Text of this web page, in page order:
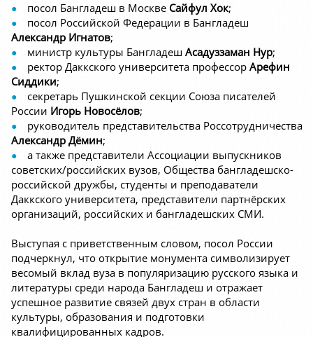
посол Бангладеш в Москве Сайфул Хок;
посол Российской Федерации в Бангладеш
Александр Игнатов;
министр культуры Бангладеш Асадуззаман Нур;
ректор Даккского университета профессор Арефин
Сиддики;
секретарь Пушкинской секции Союза писателей
России Игорь Новосёлов;
руководитель представительства Россотрудничества
Александр Дёмин;
а также представители Ассоциации выпускников
советских/российских вузов, Общества бангладешско-
российской дружбы, студенты и преподаватели
Даккского университета, представители партнёрских
организаций, российских и бангладешских СМИ.
Выступая с приветственным словом, посол России
подчеркнул, что открытие монумента символизирует
весомый вклад вуза в популяризацию русского языка и
литературы среди народа Бангладеш и отражает
успешное развитие связей двух стран в области
культуры, образования и подготовки
квалифицированных кадров.